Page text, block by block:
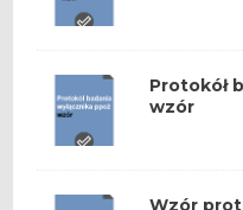
Protokół
wzór
Wzór